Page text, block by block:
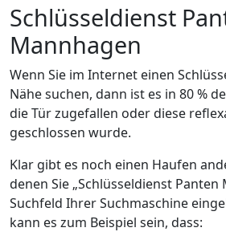
Schlüsseldienst
Mannhagen
Wenn Sie im Internet einen
Nähe suchen, dann ist es in 80 %
die Tür zugefallen oder diese
geschlossen wurde.
Klar gibt es noch einen Haufen
denen Sie „Schlüsseldienst Panten
Suchfeld Ihrer Suchmaschine
kann es zum Beispiel sein, dass: